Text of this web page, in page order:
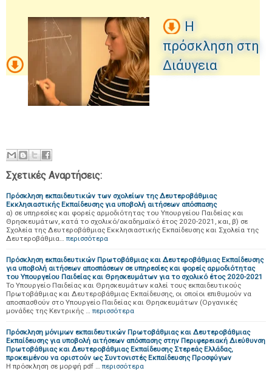
Η
πρόσκληση στη
Διάυγεια
Σχετικές Αναρτήσεις:
Πρόσκληση εκπαιδευτικών των σχολείων της Δευτεροβάθμιας
Εκκλησιαστικής Εκπαίδευσης για υποβολή αιτήσεων απόσπασης
α) σε υπηρεσίες και φορείς αρμοδιότητας του Υπουργείου Παιδείας και
Θρησκευμάτων, κατά το σχολικό/ακαδημαϊκό έτος 2020-2021, και, β) σε
Σχολεία της Δευτεροβάθμιας Εκκλησιαστικής Εκπαίδευσης και Σχολεία της
Δευτεροβάθμια… περισσότερα
Πρόσκληση εκπαιδευτικών Πρωτοβάθμιας και Δευτεροβάθμιας Εκπαίδευσης
για υποβολή αιτήσεων αποσπάσεων σε υπηρεσίες και φορείς αρμοδιότητας
του Υπουργείου Παιδείας και Θρησκευμάτων για το σχολικό έτος 2020-2021
Το Υπουργείο Παιδείας και Θρησκευμάτων καλεί τους εκπαιδευτικούς
Πρωτοβάθμιας και Δευτεροβάθμιας Εκπαίδευσης, οι οποίοι επιθυμούν να
αποσπασθούν στο Υπουργείο Παιδείας και Θρησκευμάτων (Οργανικές
μονάδες της Κεντρικής … περισσότερα
Πρόσκληση μόνιμων εκπαιδευτικών Πρωτοβάθμιας και Δευτεροβάθμιας
Εκπαίδευσης για υποβολή αιτήσεων απόσπασης στην Περιφερειακή Διεύθυνση
Πρωτοβάθμιας και Δευτεροβάθμιας Εκπαίδευσης Στερεάς Ελλάδας,
προκειμένου να οριστούν ως Συντονιστές Εκπαίδευσης Προσφύγων
Η πρόσκληση σε μορφή pdf … περισσότερα